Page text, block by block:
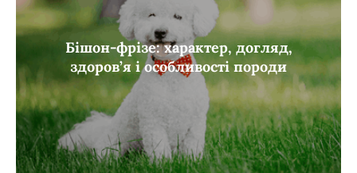
Бішон-фрізе: характер, догляд,
здоров’я і особливості породи